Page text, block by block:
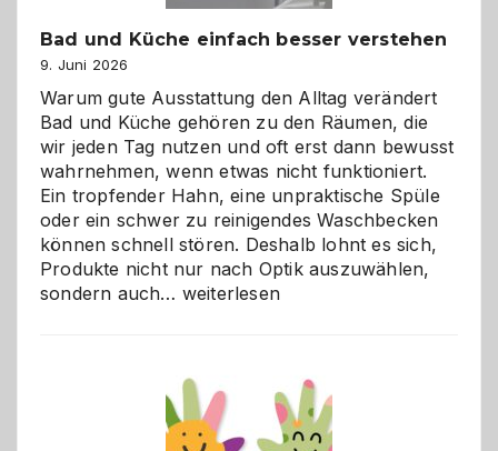
Bad und Küche einfach besser verstehen
9. Juni 2026
Warum gute Ausstattung den Alltag verändert
Bad und Küche gehören zu den Räumen, die
wir jeden Tag nutzen und oft erst dann bewusst
wahrnehmen, wenn etwas nicht funktioniert.
Ein tropfender Hahn, eine unpraktische Spüle
oder ein schwer zu reinigendes Waschbecken
können schnell stören. Deshalb lohnt es sich,
Produkte nicht nur nach Optik auszuwählen,
sondern auch… Bad
besser
verstehen
weiterlesen